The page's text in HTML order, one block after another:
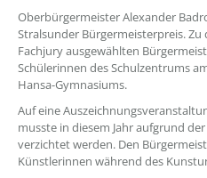
Oberbürgermeister Alexander
Stralsunder Bürgermeisterpreis.
Fachjury ausgewählten
Schülerinnen des Schulzentrums
Hansa-Gymnasiums.
Auf eine
musste in diesem Jahr aufgrund
verzichtet werden. Den
Künstlerinnen während des